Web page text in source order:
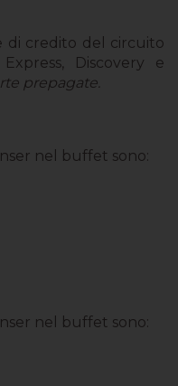
di credito del circuito
Discovery e
prepagate.
nel buffet sono:
nel buffet sono: